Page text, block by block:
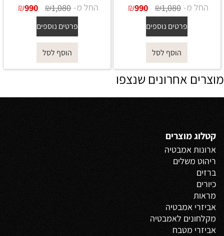
החל מ- ₪1,080
₪990
פרטים נוספים
הוסף לסל
החל מ- ₪1,080
₪990
פרטים נוספים
הוסף לסל
מוצרים אחרונים שנצפו
קטלוג מוצרים
ארונות אמבטיה
ריהוט משלים
ברזים
כיורים
מראות
אביזרי אמבטיה
מקלחונים לאמבטיה
אביזרי מטבח